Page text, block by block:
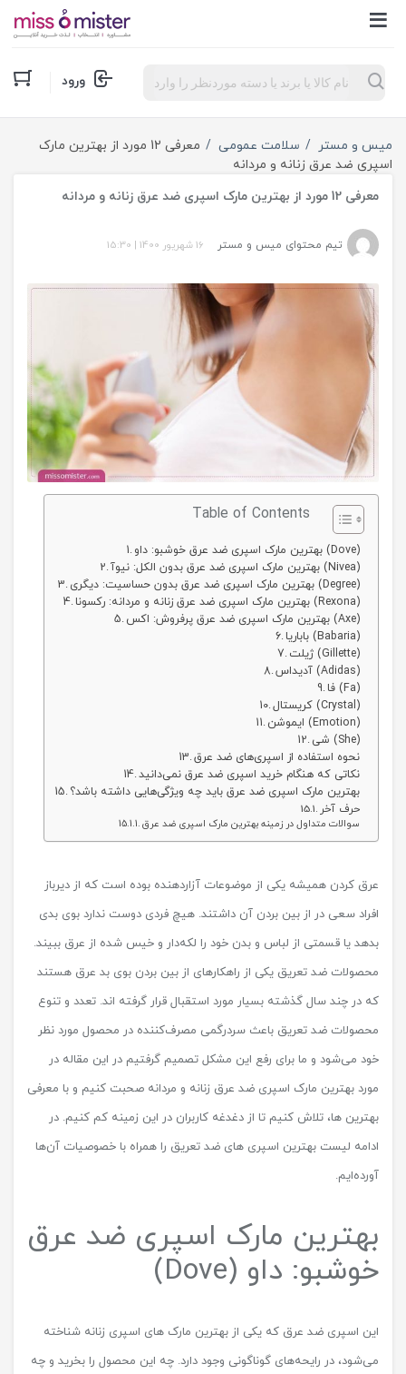
Products
search ورود
میس و مستر سلامت عمومی
معرفی 12 مورد از بهترین مارک
اسپری ضد عرق زنانه و مردانه
معرفی 12 مورد از بهترین مارک اسپری ضد عرق زنانه و مردانه
تیم محتوای میس و مستر 16 شهریور 1400 |
15:30
Table of Contents
بهترین مارک اسپری ضد عرق خوشبو: داو (Dove)
بهترین مارک اسپری ضد عرق بدون الکل: نیوآ (Nivea)
بهترین مارک اسپری ضد عرق بدون حساسیت: دیگری (Degree)
بهترین مارک اسپری ضد عرق زنانه و مردانه: رکسونا (Rexona)
بهترین مارک اسپری ضد عرق پرفروش: اکس (Axe)
باباریا (Babaria)
ژیلت (Gillette)
آدیداس (Adidas)
فا (Fa)
کریستال (Crystal)
ایموشن (Emotion)
شی (She)
نحوه استفاده از اسپری‌های ضد عرق
نکاتی که هنگام خرید اسپری ضد عرق نمی‌دانید
بهترین مارک اسپری ضد عرق باید چه ویژگی‌هایی داشته باشد؟
حرف آخر
سوالات متداول در زمینه بهترین مارک اسپری ضد عرق
عرق کردن همیشه یکی از موضوعات آزاردهنده بوده است که از دیرباز
افراد سعی در از بین بردن آن داشتند. هیچ فردی دوست ندارد بوی بدی
بدهد یا قسمتی از لباس و بدن خود را لکه‌دار و خیس شده از عرق ببیند.
محصولات ضد تعریق یکی از راهکارهای از بین بردن بوی بد عرق هستند
که در چند سال گذشته بسیار مورد استقبال قرار گرفته اند. تعدد و تنوع
محصولات ضد تعریق باعث سردرگمی مصرف‌کننده در محصول مورد نظر
خود می‌شود و ما برای رفع این مشکل تصمیم گرفتیم در این مقاله در
مورد بهترین مارک اسپری ضد عرق زنانه و مردانه صحبت کنیم و با معرفی
بهترین ها، تلاش کنیم تا از دغدغه کاربران در این زمینه کم کنیم. در
ادامه لیست بهترین اسپری های ضد تعریق را همراه با خصوصیات آن‌ها
آورده‌ایم.
بهترین مارک اسپری ضد عرق
خوشبو: داو (Dove)
این اسپری ضد عرق که یکی از بهترین مارک های اسپری زنانه شناخته
می‌شود، در رایحه‌های گوناگونی وجود دارد. چه این محصول را بخرید و چه